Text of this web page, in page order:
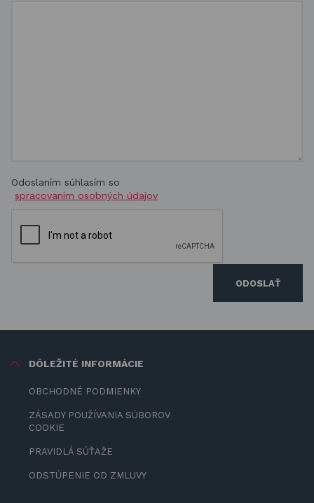
Odoslaním súhlasím so
spracovaním osobných údajov
ODOSLAŤ
DÔLEŽITÉ INFORMÁCIE
OBCHODNÉ PODMIENKY
ZÁSADY POUŽÍVANIA SÚBOROV
COOKIE
PRAVIDLÁ SÚŤAŽE
ODSTÚPENIE OD ZMLUVY